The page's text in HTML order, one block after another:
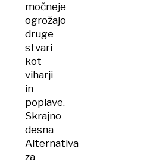
močneje
ogrožajo
druge
stvari
kot
viharji
in
poplave.
Skrajno
desna
Alternativa
za